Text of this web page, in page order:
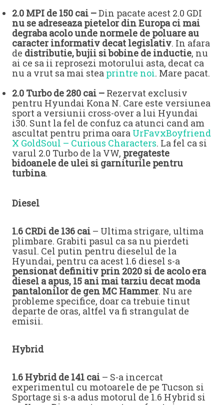
2.0 MPI de 150 cai –Din pacate acest 2.0 GDI
nu se adreseaza pietelor din Europa ci mai
degraba acolo unde normele de poluare au
caracter informativ decat legislativ. In afara
de distributie, bujii si bobine de inductie, nu
ai ce sa ii reprosezi motorului asta, decat ca
nu a vrut sa mai stea printre noi. Mare pacat.
2.0 Turbo de 280 cai – Rezervat exclusiv
pentru Hyundai Kona N. Care este versiunea
sport a versiunii cross-over a lui Hyundai
i30. Sunt la fel de confuz ca atunci cand am
ascultat pentru prima oara UrFavxBoyfriend
X GoldSoul – Curious Characters. La fel ca si
varul 2.0 Turbo de la VW, pregateste
bidoanele de ulei si garniturile pentru
turbina.
Diesel
1.6 CRDi de 136 cai – Ultima strigare, ultima
plimbare. Grabiti pasul ca sa nu pierdeti
vasul. Cel putin pentru dieselul de la
Hyundai, pentru ca acest 1.6 diesel s-a
pensionat definitiv prin 2020 si de acolo era
diesel a apus, 15 ani mai tarziu decat moda
pantalonilor de gen MC Hammer. Nu are
probleme specifice, doar ca trebuie tinut
departe de oras, altfel va fi strangulat de
emisii.
Hybrid
1.6 Hybrid de 141 cai – S-a incercat
experimentul cu motoarele de pe Tucson si
Sportage si s-a adus motorul de 1.6 Hybrid si